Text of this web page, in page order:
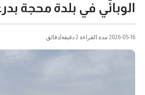
الوبائي في بلدة محجة
2026-05-16 مدة القراءة 2 دقيقة/دقائق